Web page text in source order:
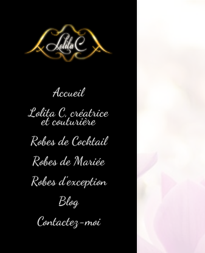
Accueil
Lolita C, créatrice
et couturière
Robes de Cocktail
Robes de Mariée
Robes d’exception
Blog
Contactez-moi